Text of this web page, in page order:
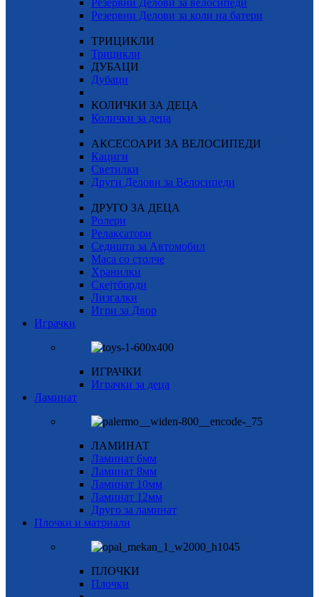
Резервни Делови за велосипеди
Резервни Делови за коли на батери
ТРИЦИКЛИ
Трицикли
ДУБАЦИ
Дубаци
КОЛИЧКИ ЗА ДЕЦА
Колички за деца
АКСЕСОАРИ ЗА ВЕЛОСИПЕДИ
Кациги
Светилки
Други Делови за Велосипеди
ДРУГО ЗА ДЕЦА
Ролери
Релаксатори
Седишта за Автомобил
Маса со столче
Хранилки
Скејтборди
Лизгалки
Игри за Двор
Играчки
ИГРАЧКИ
Играчки за деца
Ламинат
ЛАМИНАТ
Ламинат 6мм
Ламинат 8мм
Ламинат 10мм
Ламинат 12мм
Друго за ламинат
Плочки и матриали
ПЛОЧКИ
Плочки